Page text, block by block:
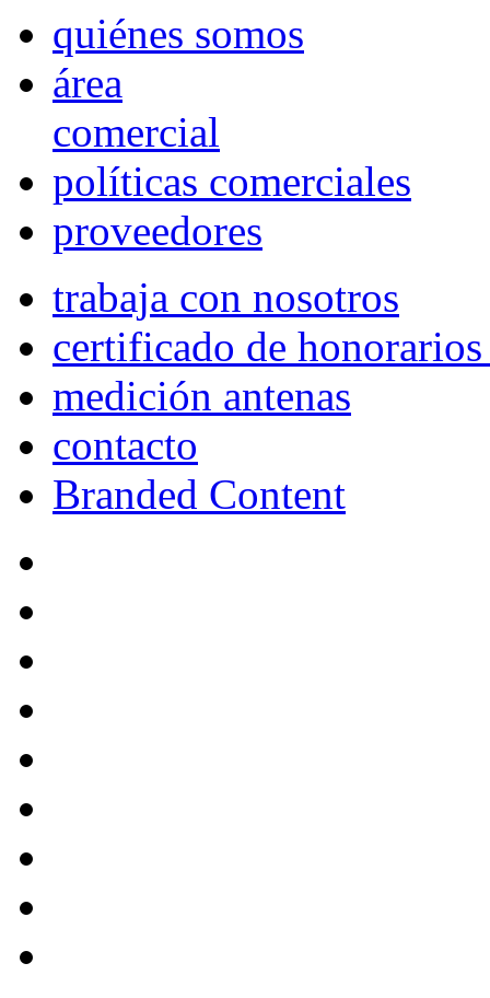
quiénes somos
área
comercial
políticas comerciales
proveedores
trabaja con nosotros
certificado de
medición antenas
contacto
Branded Content